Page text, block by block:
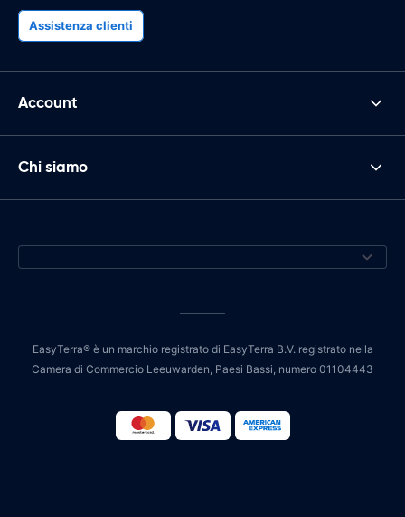
Assistenza clienti
Account
Chi siamo
EasyTerra® è un marchio registrato di EasyTerra B.V. registrato nella
Camera di Commercio Leeuwarden, Paesi Bassi, numero 01104443